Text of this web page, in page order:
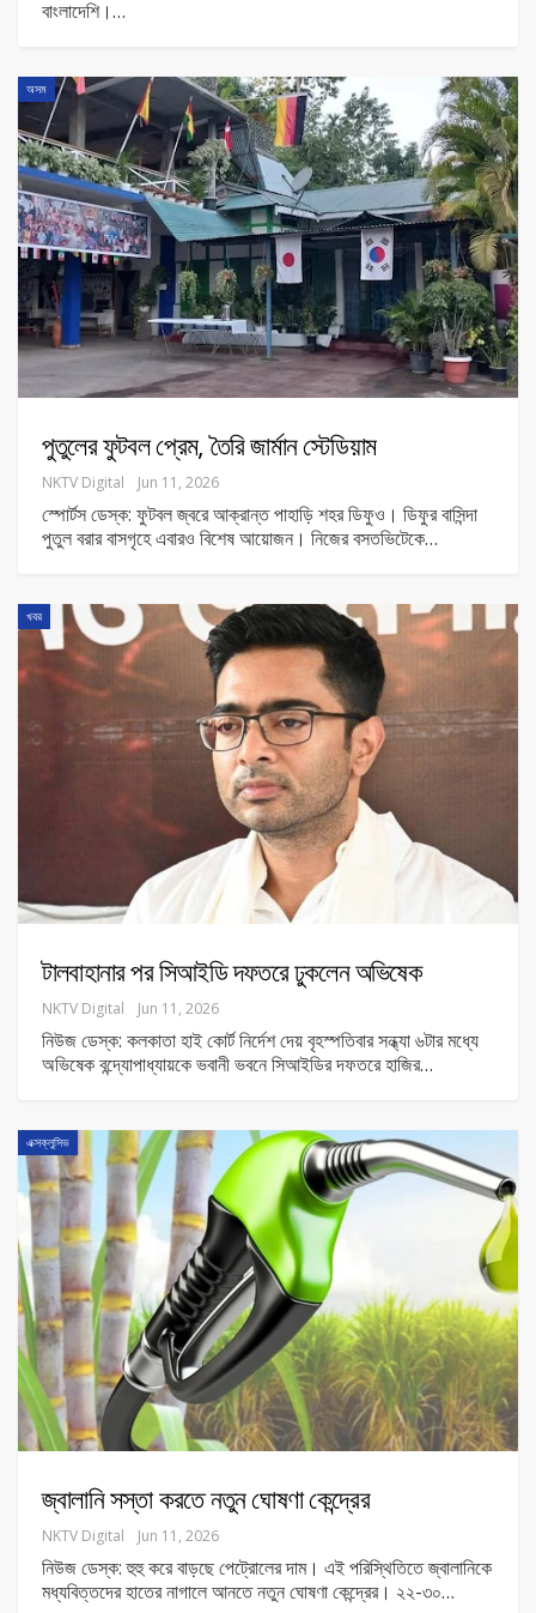
বাংলাদেশি।…
অসম
পুতুলের ফুটবল প্রেম, তৈরি জার্মান স্টেডিয়াম
NKTV Digital Jun 11, 2026
স্পোর্টস ডেস্ক: ফুটবল জ্বরে আক্রান্ত পাহাড়ি শহর ডিফুও। ডিফুর বাসিন্দা
পুতুল বরার বাসগৃহে এবারও বিশেষ আয়োজন। নিজের বসতভিটেকে…
খবর
টালবাহানার পর সিআইডি দফতরে ঢুকলেন অভিষেক
NKTV Digital Jun 11, 2026
নিউজ ডেস্ক: কলকাতা হাই কোর্ট নির্দেশ দেয় বৃহস্পতিবার সন্ধ্যা ৬টার মধ্যে
অভিষেক বন্দ্যোপাধ্যায়কে ভবানী ভবনে সিআইডির দফতরে হাজির…
এক্সক্লুসিভ
জ্বালানি সস্তা করতে নতুন ঘোষণা কেন্দ্রের
NKTV Digital Jun 11, 2026
নিউজ ডেস্ক: হুহু করে বাড়ছে পেট্রোলের দাম। এই পরিস্থিতিতে জ্বালানিকে
মধ্যবিত্তদের হাতের নাগালে আনতে নতুন ঘোষণা কেন্দ্রের। ২২-৩০…